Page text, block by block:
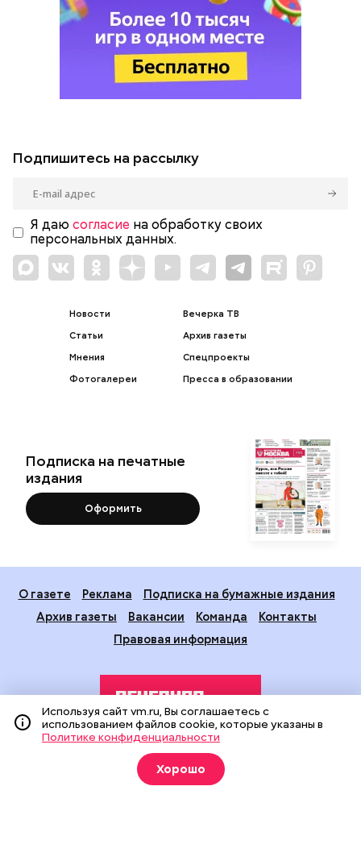
Подпишитесь на рассылку
Я даю согласие на обработку своих
персональных данных.
Новости
Статьи
Мнения
Фотогалереи
Вечерка ТВ
Архив газеты
Спецпроекты
Пресса в образовании
Подписка на печатные
издания
Оформить
О газете Реклама
Подписка на бумажные издания
Архив газеты
Вакансии Команда
Контакты
Правовая информация
Издание создано при финансовой поддержке Департамента
средств массовой информации и рекламы города Москвы.
На сайте применяются рекомендательные технологии
Используя сайт vm.ru, Вы соглашаетесь с
использованием файлов cookie, которые указаны в
Политике конфиденциальности
Хорошо